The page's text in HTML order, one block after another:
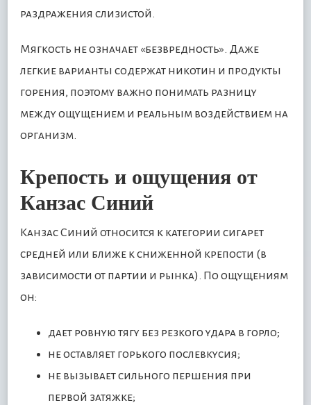
раздражения слизистой.
Мягкость не означает «безвредность». Даже
легкие варианты содержат никотин и продукты
горения, поэтому важно понимать разницу
между ощущением и реальным воздействием на
организм.
Крепость и ощущения от
Канзас Синий
Канзас Синий относится к категории сигарет
средней или ближе к сниженной крепости (в
зависимости от партии и рынка). По ощущениям
он:
дает ровную тягу без резкого удара в горло;
не оставляет горького послевкусия;
не вызывает сильного першения при
первой затяжке;